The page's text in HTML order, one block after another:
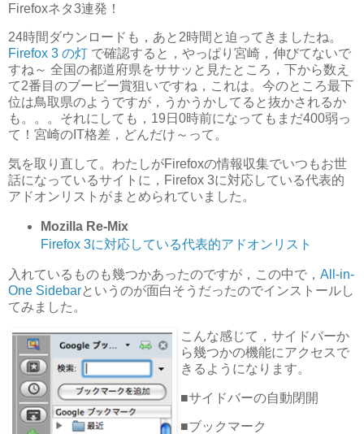
Firefoxネタ3連発！
24時間ダウンロードも，あと2時間と迫ってきましたね。
Firefox 3 の灯 で確認すると，やっぱり宮崎，伸びてないで
すね～ 全国の都道府県をササッと見たところ，下から数え
て2番目のブービー賞狙いですね，これは。今のところ最下
位は鳥取県のようですが，うかうかしてると抜かされるか
も。。。それにしても，19日0時前になってもまだ400弱っ
て！宮崎のIT格差，どんだけ～って。
気を取り直して。わたしがFirefoxの情報収集でいつもお世
話になっているサイトに，Firefox 3に対応している代表的
アドオンリストがまとめられていました。
Mozilla Re-Mix
Firefox 3に対応している代表的アドオンリスト
入れているものも幾つかあったのですが，この中で， All-in-
One Sidebarというのが面白そうだったのでインストールし
てみました。
こんな感じて，サイドバーか
ら幾つかの機能にアクセスで
きるようになります。
■サイドバーの自動閉開
■ブックマーク